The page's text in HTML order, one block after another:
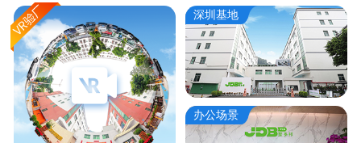
深圳基地
办公场景